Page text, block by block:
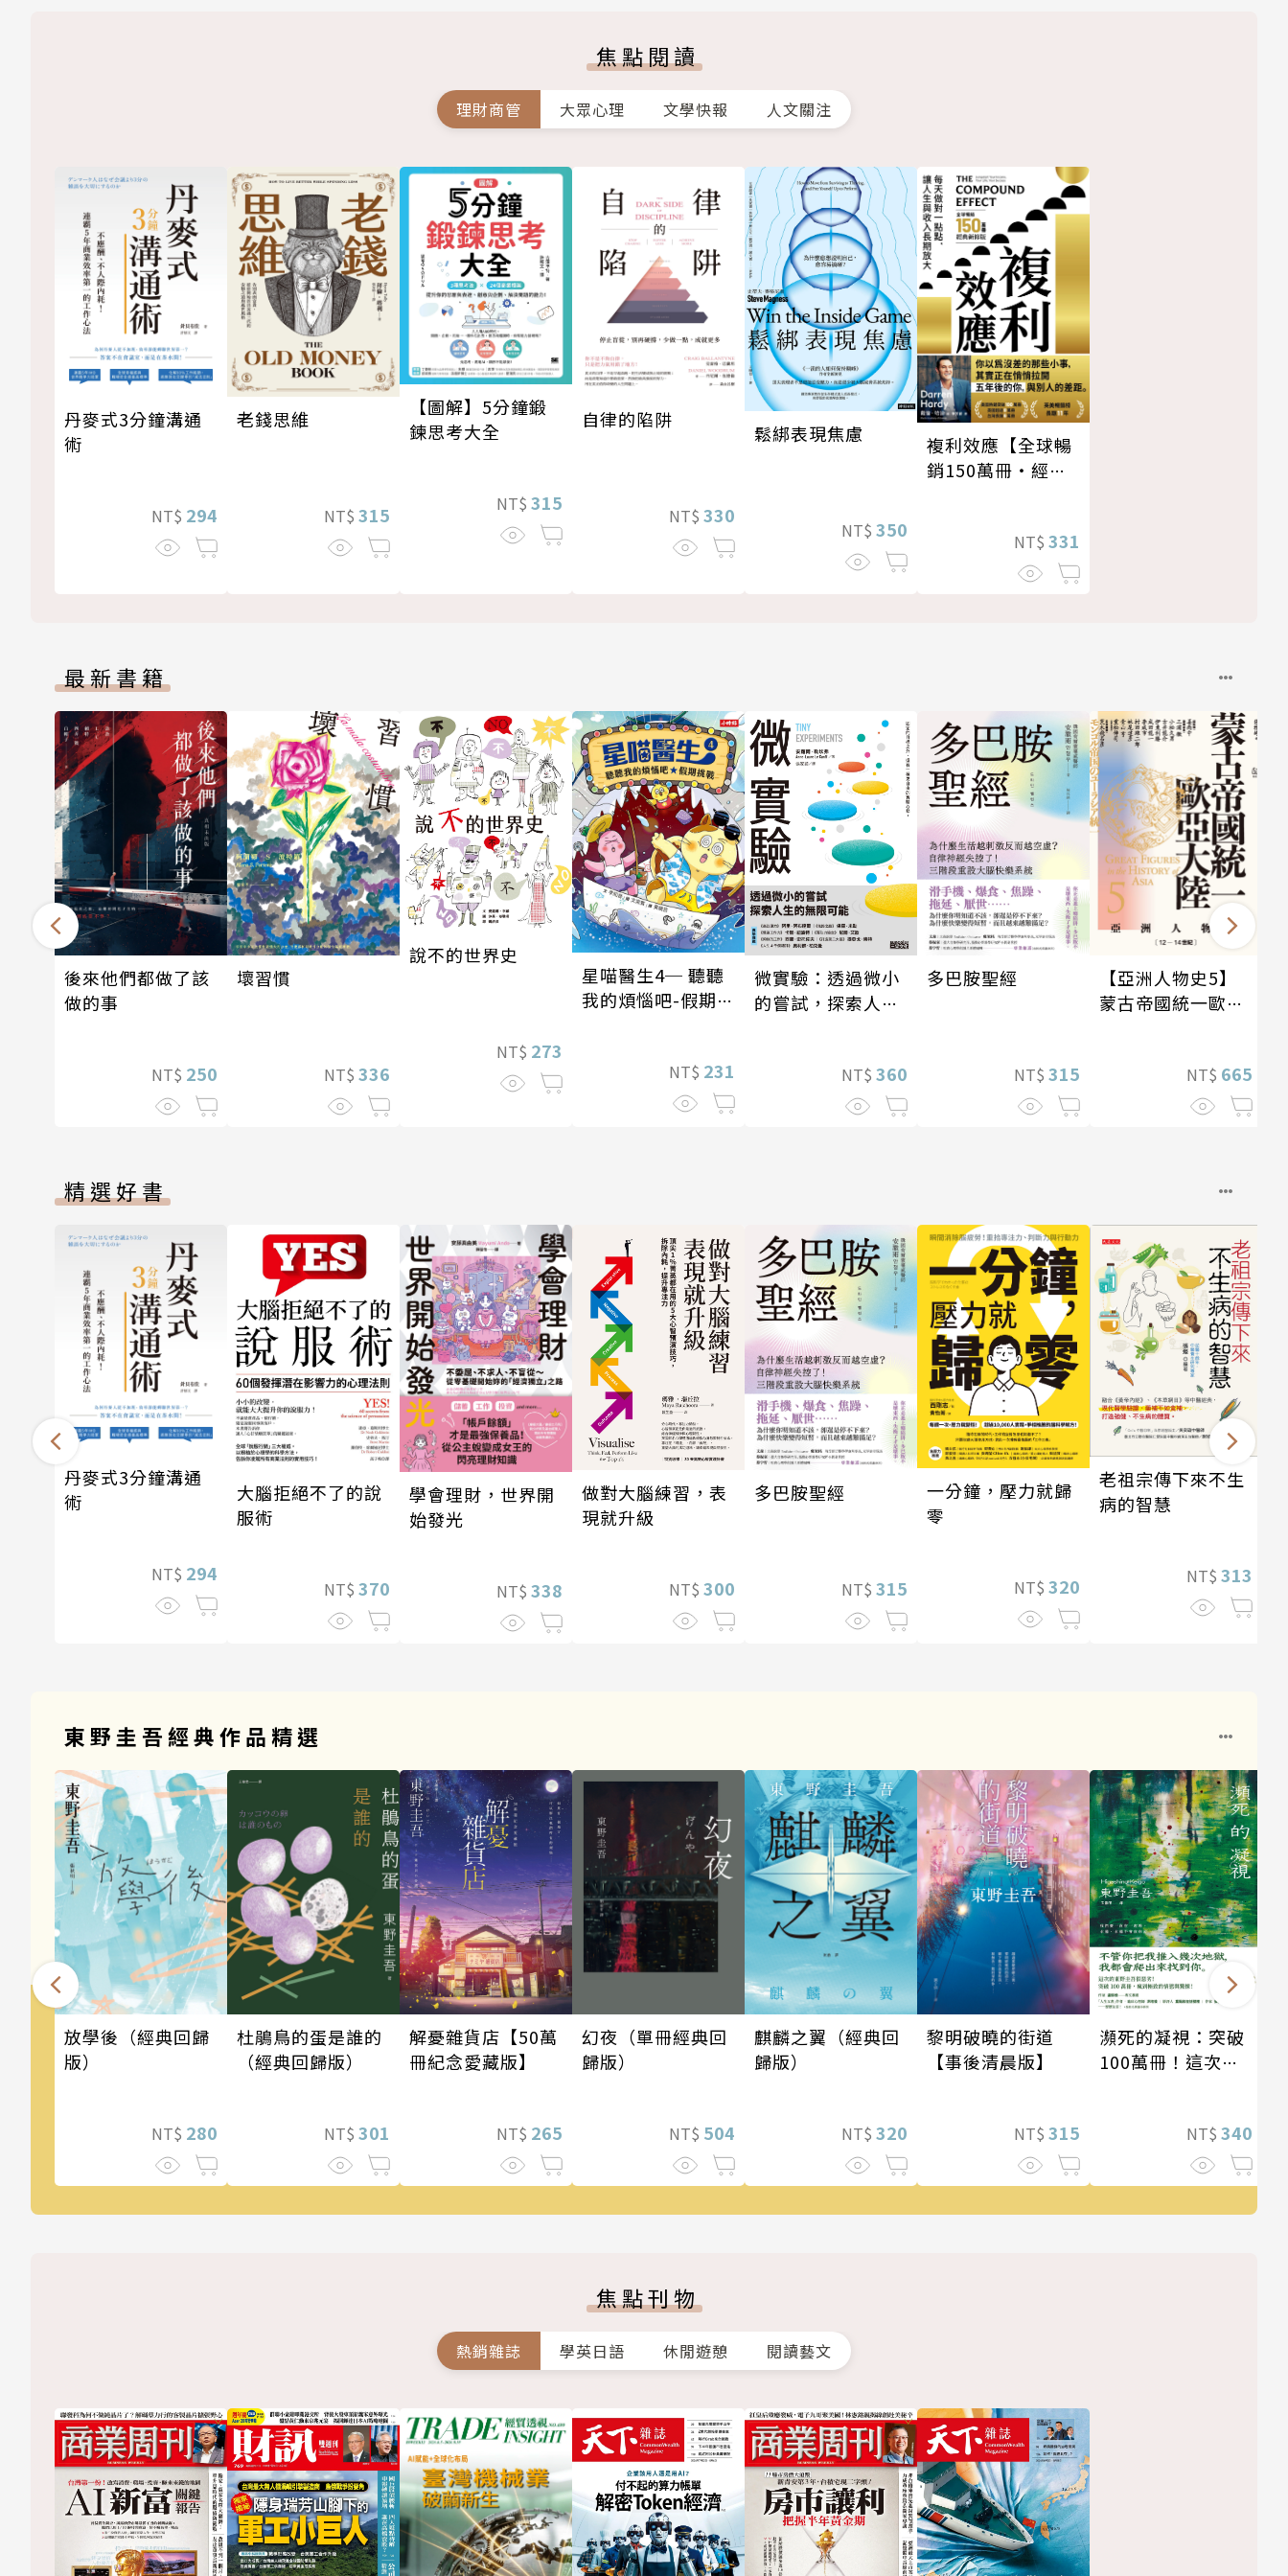
焦點閱讀
理財商管 大眾心理 文學快報 人文關注
丹麥式3分鐘溝通
術
NT$ 294
老錢思維
NT$ 315
【圖解】5分鐘鍛
鍊思考大全
NT$ 315
自律的陷阱
NT$ 330
鬆綁表現焦慮
NT$ 350
複利效應【全球暢
銷150萬冊・經典
NT$ 331
最新書籍
後來他們都做了該
做的事
NT$ 250
壞習慣
NT$ 336
說不的世界史
NT$ 273
星喵醫生4─ 聽聽
我的煩惱吧-假期挑
NT$ 231
微實驗：透過微小
的嘗試，探索人生
NT$ 360
多巴胺聖經
NT$ 315
【亞洲人物史5】
蒙古帝國統一歐亞
NT$ 665
精選好書
丹麥式3分鐘溝通
術
NT$ 294
大腦拒絕不了的說
服術
NT$ 370
學會理財，世界開
始發光
NT$ 338
做對大腦練習，表
現就升級
NT$ 300
多巴胺聖經
NT$ 315
一分鐘，壓力就歸
零
NT$ 320
老祖宗傳下來不生
病的智慧
NT$ 313
東野圭吾經典作品精選
放學後（經典回歸
版）
NT$ 280
杜鵑鳥的蛋是誰的
（經典回歸版）
NT$ 301
解憂雜貨店【50萬
冊紀念愛藏版】
NT$ 265
幻夜（單冊經典回
歸版）
NT$ 504
麒麟之翼（經典回
歸版）
NT$ 320
黎明破曉的街道
【事後清晨版】
NT$ 315
瀕死的凝視：突破
100萬冊！這次的
NT$ 340
焦點刊物
熱銷雜誌 學英日語 休閒遊憩 閱讀藝文